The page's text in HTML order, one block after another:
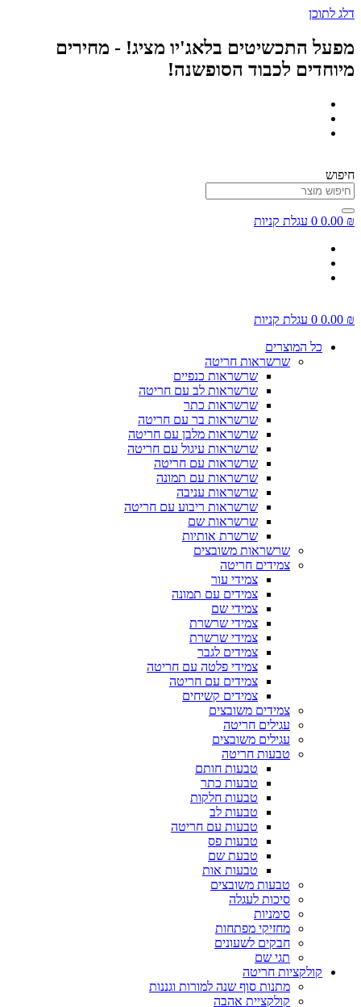
דלג לתוכן
מפעל התכשיטים בלאג'יו מציג! - מחירים
מיוחדים לכבוד הסופשנה!
חיפוש
0.00 ₪
0 עגלת קניות
0.00 ₪
0 עגלת קניות
כל המוצרים
שרשראות חריטה
שרשראות כנפיים
שרשראות לב עם חריטה
שרשראות כתר
שרשראות בר עם חריטה
שרשראות מלבן עם חריטה
שרשראות עיגול עם חריטה
שרשראות עם חריטה
שרשראות עם תמונה
שרשראות עניבה
שרשראות ריבוע עם חריטה
שרשראות שם
שרשרת אותיות
שרשראות משובצים
צמידים חריטה
צמידי עור
צמידים עם תמונה
צמידי שם
צמידי שרשרת
צמידי שרשרת
צמידים לגבר
צמידי פלטה עם חריטה
צמידים עם חריטה
צמידים קשיחים
צמידים משובצים
עגילים חריטה
עגילים משובצים
טבעות חריטה
טבעות חותם
טבעות כתר
טבעות חלקות
טבעות לב
טבעות עם חריטה
טבעות פס
טבעת שם
טבעות אות
טבעות משובצים
סיכות לעגלה
סימניות
מחזיקי מפתחות
חבקים לשעונים
תגי שם
קולקציות חריטה
מתנות סוף שנה למורות וגננות
קולקציית אהבה